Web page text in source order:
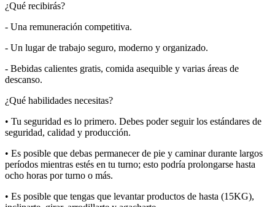
¿Qué recibirás?
- Una remuneración competitiva.
- Un lugar de trabajo seguro, moderno y organizado.
- Bebidas calientes gratis, comida asequible y varias áreas de
descanso.
¿Qué habilidades necesitas?
• Tu seguridad es lo primero. Debes poder seguir los estándares de
seguridad, calidad y producción.
• Es posible que debas permanecer de pie y caminar durante largos
períodos mientras estés en tu turno; esto podría prolongarse hasta
ocho horas por turno o más.
• Es posible que tengas que levantar productos de hasta (15KG),